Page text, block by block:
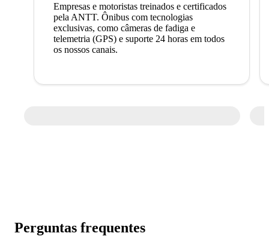
Empresas e motoristas treinados e certificados
pela ANTT. Ônibus com tecnologias
exclusivas, como câmeras de fadiga e
telemetria (GPS) e suporte 24 horas em todos
os nossos canais.
Perguntas frequentes